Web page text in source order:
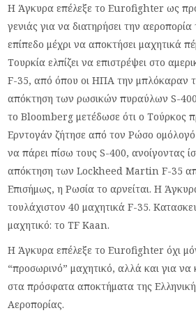
Η Άγκυρα επέλεξε το Eurofighter ως
γενιάς για να διατηρήσει την
επίπεδο μέχρι να αποκτήσει μαχητικά
Τουρκία ελπίζει να επιστρέψει στο
F-35, από όπου οι ΗΠΑ την μπλόκαραν
απόκτηση των ρωσικών πυραύλων S-
το Bloomberg μετέδωσε ότι ο Τούρκος
Ερντογάν ζήτησε από τον Ρώσο ομόλογό
να πάρει πίσω τους S-400, ανοίγοντας
απόκτηση των Lockheed Martin F-35
Επισήμως, η Ρωσία το αρνείται. Η
τουλάχιστον 40 μαχητικά F-35.
μαχητικό: το TF Kaan.
Η Άγκυρα επέλεξε το Eurofighter όχι
“προσωρινό” μαχητικό, αλλά και για να
στα πρόσφατα αποκτήματα της
Αεροπορίας.